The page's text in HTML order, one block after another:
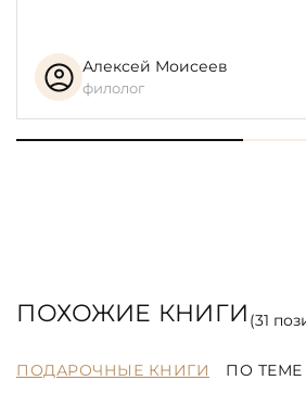
Алексей Моисеев
филолог
ПОХОЖИЕ КНИГИ (31
ПОДАРОЧНЫЕ КНИГИ ПО ТЕМЕ